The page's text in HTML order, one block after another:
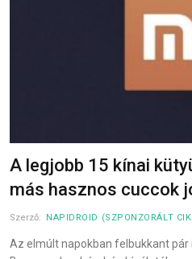
A legjobb 15 kínai
más hasznos cuccok
Szerző: NAPIDROID (SZPONZORÁLT
Az elmúlt napokban felbukkant pár